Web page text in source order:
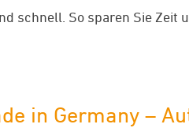
schnell. So sparen Sie Zeit
in Germany –